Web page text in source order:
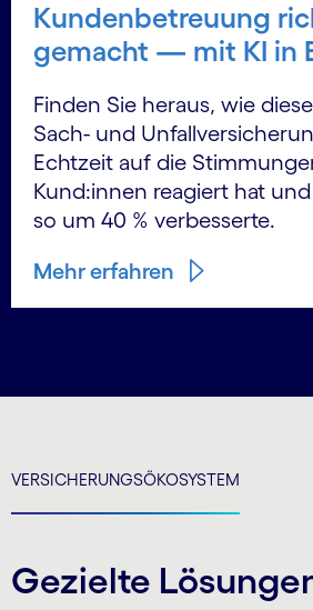
Kundenbetreuung
gemacht — mit KI in
Finden Sie heraus, wie
Sach- und
Echtzeit auf die
Kund:innen reagiert hat
so um 40 % verbesserte.
Mehr erfahren
VERSICHERUNGSÖKOSYSTEM
Gezielte